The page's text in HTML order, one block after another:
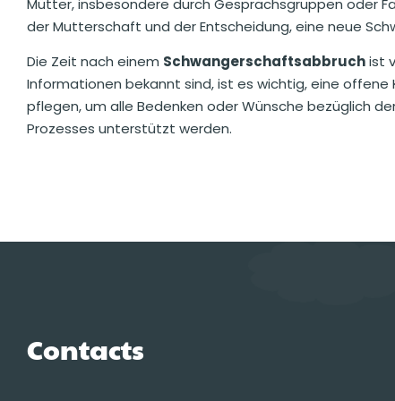
der Mutterschaft und der Entscheidung, eine neue
Die Zeit nach einem Schwangerschaftsabbruchist
Informationen bekannt sind, ist es wichtig, eine
pflegen, um alle Bedenken oder Wünsche bezüglich
Prozesses unterstützt werden.
Contacts